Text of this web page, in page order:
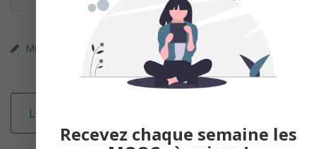
MOOC (gratuit) Droit / Sciences Politiques
Lire la suite
Recevez chaque semaine les